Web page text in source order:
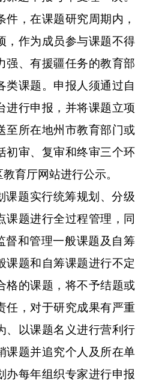
件 ，在课题研究周期内，
， 作为成员参与课题不得
强、有援疆任务的教育部
课题。 申报人须通过自
行申报， 并将课题立项
至所在地州市教育部门或
初审、复审和终审三个环
育厅网站进行公示。
课题实行统筹规划、分级
课题进行全过程管理 ，同
督和管理一般课题及自筹
课题和自筹课题进行不定
格的课题，将不予结题或
任 ， 对于研究成果有严重
、以课题名义进行营利行
课题并追究个人及所在单
办每年组织专家进行申报